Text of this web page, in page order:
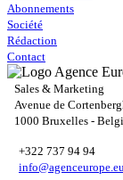
Abonnements
Société
Rédaction
Contact
Sales & Marketing
Avenue de
1000 Bruxelles -
+322 737 94 94
info@agenceurope.eu